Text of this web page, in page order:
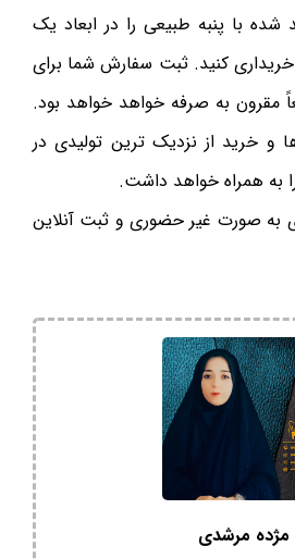
شده با پنبه طبیعی را در ابعاد یک
خریداری کنید. ثبت سفارش شما برای
به صرفه خواهد خواهد بود.
خرید از نزدیک ترین تولیدی در
به همراه خواهد داشت.
به صورت غیر حضوری و ثبت آنلاین
مژده مرشدی